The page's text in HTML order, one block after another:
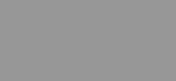
nuova finestra))
una nuova finestra))